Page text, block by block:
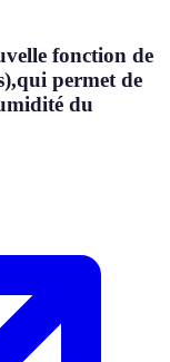
fonction de
permet de
du